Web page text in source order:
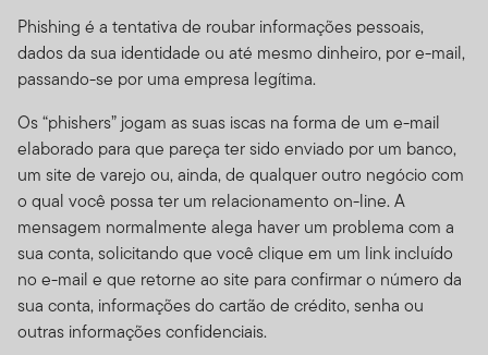
Phishing é a tentativa de roubar informações pessoais,
dados da sua identidade ou até mesmo dinheiro, por e-mail,
passando-se por uma empresa legítima.
Os “phishers” jogam as suas iscas na forma de um e-mail
elaborado para que pareça ter sido enviado por um banco,
um site de varejo ou, ainda, de qualquer outro negócio com
o qual você possa ter um relacionamento on-line. A
mensagem normalmente alega haver um problema com a
sua conta, solicitando que você clique em um link incluído
no e-mail e que retorne ao site para confirmar o número da
sua conta, informações do cartão de crédito, senha ou
outras informações confidenciais.